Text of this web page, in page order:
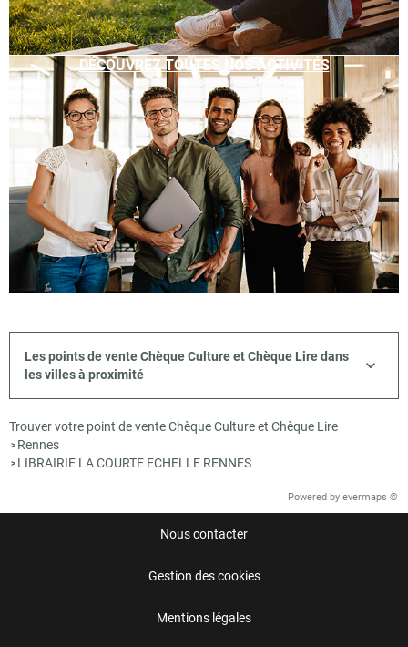
DÉCOUVREZ TOUTES NOS ACTIVITÉS
Les points de vente Chèque Culture et Chèque Lire dans
les villes à proximité
Trouver votre point de vente Chèque Culture et Chèque Lire
> Rennes
> LIBRAIRIE LA COURTE ECHELLE RENNES
Powered by evermaps ©
Nous contacter
Gestion des cookies
Mentions légales